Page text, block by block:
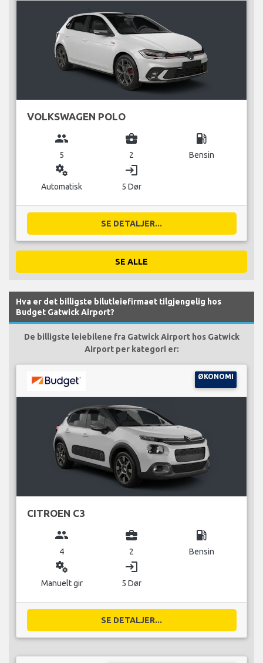
VOLKSWAGEN POLO
group
5
business_center
2
local_gas_station
Bensin
miscellaneous_services
Automatisk
login
5 Dør
SE DETALJER...
SE ALLE
Hva er det billigste bilutleiefirmaet tilgjengelig hos
Budget Gatwick Airport?
De billigste leiebilene fra Gatwick Airport hos Gatwick
Airport per kategori er:
ØKONOMI
CITROEN C3
group
4
business_center
2
local_gas_station
Bensin
miscellaneous_services
Manuelt gir
login
5 Dør
SE DETALJER...